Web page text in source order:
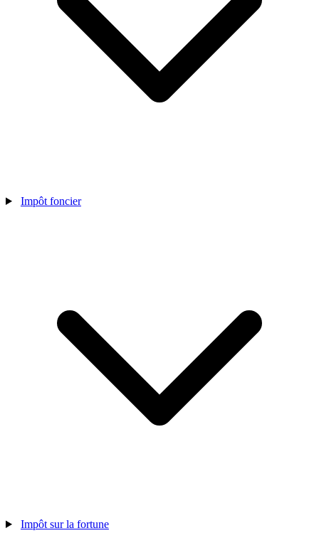
Impôt foncier
Impôt sur la fortune